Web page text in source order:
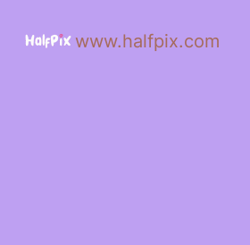
www.halfpix.com